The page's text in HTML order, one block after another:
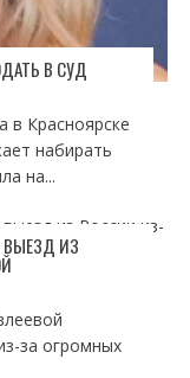
В СУД
в Красноярске
набирать
на...
ВЫЕЗД ИЗ
за огромных